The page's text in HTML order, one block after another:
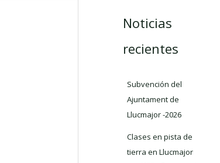
Noticias
recientes
Subvención del
Ajuntament de
Llucmajor -2026
Clases en pista de
tierra en Llucmajor